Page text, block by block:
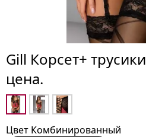
Gill Корсет+
цена.
Цвет Комбинированный